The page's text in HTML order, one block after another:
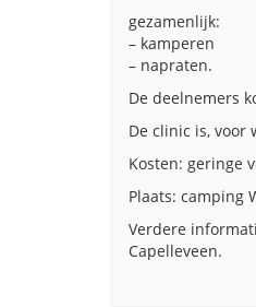
gezamenlijk:
– kamperen
– napraten.
De deelnemers
De clinic is,
Kosten: geringe
Plaats: camping
Verdere
Capelleveen.